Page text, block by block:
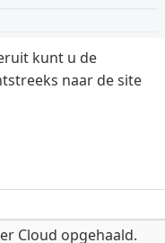
kunt u de
naar de site
Cloud opgehaald.